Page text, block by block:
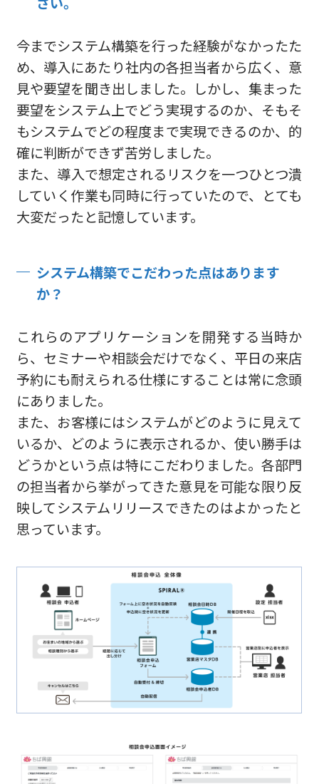
今までシステム構築を行った経験がなかったた
め、導入にあたり社内の各担当者から広く、意
見や要望を聞き出しました。しかし、集まった
要望をシステム上でどう実現するのか、そもそ
もシステムでどの程度まで実現できるのか、的
確に判断ができず苦労しました。
また、導入で想定されるリスクを一つひとつ潰
していく作業も同時に行っていたので、とても
大変だったと記憶しています。
システム構築でこだわった点はあります
か？
これらのアプリケーションを開発する当時か
ら、セミナーや相談会だけでなく、平日の来店
予約にも耐えられる仕様にすることは常に念頭
にありました。
また、お客様にはシステムがどのように見えて
いるか、どのように表示されるか、使い勝手は
どうかという点は特にこだわりました。各部門
の担当者から挙がってきた意見を可能な限り反
映してシステムリリースできたのはよかったと
思っています。